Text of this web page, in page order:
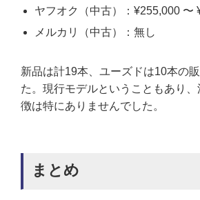
ヤフオク（中古）：¥255,000 〜
メルカリ（中古）：無し
新品は計19本、ユーズドは10本の
た。現行モデルということもあり
徴は特にありませんでした。
まとめ